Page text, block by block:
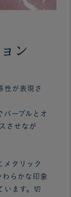
ン
性が表現さ
ープルとオ
させなが
メタリック
らかな印象
います。切